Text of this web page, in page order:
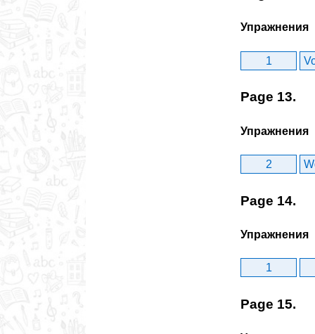
Упражнения
1
Page 13.
Упражнения
2
Page 14.
Упражнения
1
Page 15.